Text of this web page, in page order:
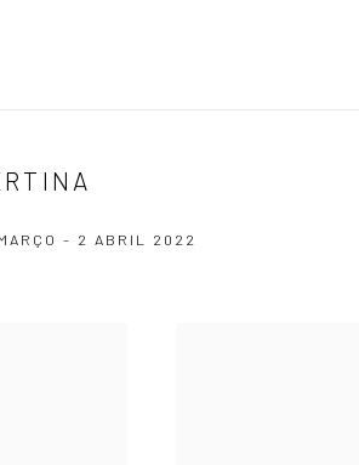
- 2 ABRIL 2022